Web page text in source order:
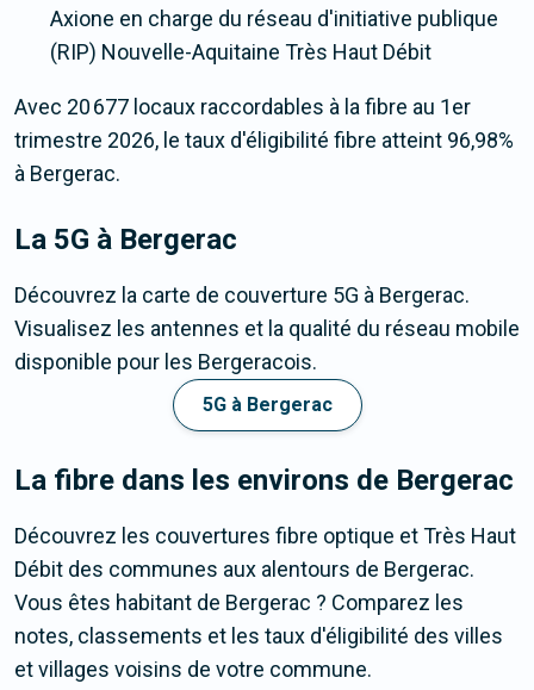
Axione en charge du réseau d'initiative publique
(RIP) Nouvelle-Aquitaine Très Haut Débit
Avec 20 677 locaux raccordables à la fibre au 1er
trimestre 2026, le taux d'éligibilité fibre atteint 96,98%
à Bergerac.
La 5G à Bergerac
Découvrez la carte de couverture 5G à Bergerac.
Visualisez les antennes et la qualité du réseau mobile
disponible pour les Bergeracois.
5G à Bergerac
La fibre dans les environs de Bergerac
Découvrez les couvertures fibre optique et Très Haut
Débit des communes aux alentours de Bergerac.
Vous êtes habitant de Bergerac ? Comparez les
notes, classements et les taux d'éligibilité des villes
et villages voisins de votre commune.